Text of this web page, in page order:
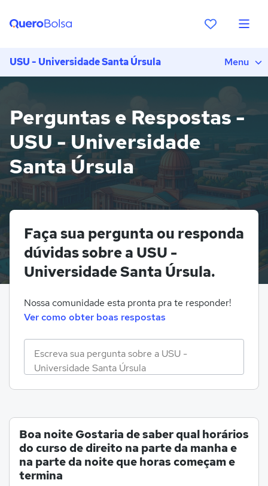
USU - Universidade Santa Úrsula Menu
Perguntas e Respostas -
USU - Universidade
Santa Úrsula
Faça sua pergunta ou responda
dúvidas sobre a USU -
Universidade Santa Úrsula.
Nossa comunidade esta pronta pra te responder!
Ver como obter boas respostas
Boa noite Gostaria de saber qual horários
do curso de direito na parte da manha e
na parte da noite que horas começam e
termina